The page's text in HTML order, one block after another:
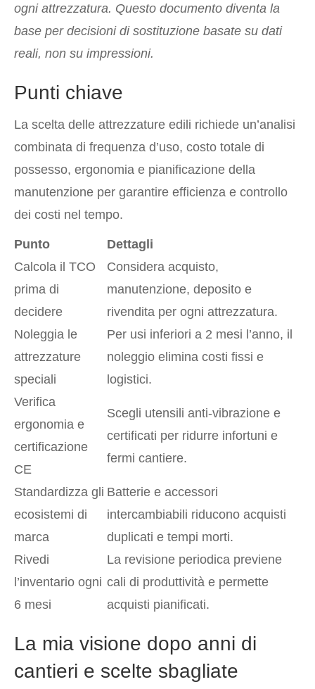
ogni attrezzatura. Questo documento diventa la
base per decisioni di sostituzione basate su dati
reali, non su impressioni.
Punti chiave
La scelta delle attrezzature edili richiede un’analisi
combinata di frequenza d’uso, costo totale di
possesso, ergonomia e pianificazione della
manutenzione per garantire efficienza e controllo
dei costi nel tempo.
Punto
Dettagli
Calcola il TCO
prima di
decidere
Considera acquisto,
manutenzione, deposito e
rivendita per ogni attrezzatura.
Noleggia le
attrezzature
speciali
Per usi inferiori a 2 mesi l’anno, il
noleggio elimina costi fissi e
logistici.
Verifica
ergonomia e
certificazione
CE
Scegli utensili anti-vibrazione e
certificati per ridurre infortuni e
fermi cantiere.
Standardizza gli
ecosistemi di
marca
Batterie e accessori
intercambiabili riducono acquisti
duplicati e tempi morti.
Rivedi
l’inventario ogni
6 mesi
La revisione periodica previene
cali di produttività e permette
acquisti pianificati.
La mia visione dopo anni di
cantieri e scelte sbagliate